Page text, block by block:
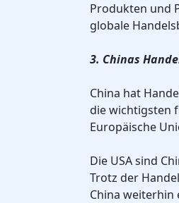
Produkten und
globale
3. Chinas
China hat
die wichtigsten
Europäische
Die USA sind
Trotz der
China